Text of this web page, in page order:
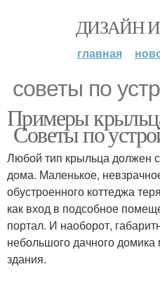
ДИЗАЙН
главная
советы по
Примеры
Советы по
Любой тип крыльца должен
дома. Маленькое,
обустроенного коттеджа
как вход в подсобное
портал. И наоборот,
небольшого дачного
здания.